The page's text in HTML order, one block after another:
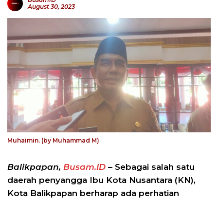
August 30, 2023
Muhaimin. (by Muhammad M)
Balikpapan, Busam.ID – Sebagai salah satu
daerah penyangga Ibu Kota Nusantara (KN),
Kota Balikpapan berharap ada perhatian